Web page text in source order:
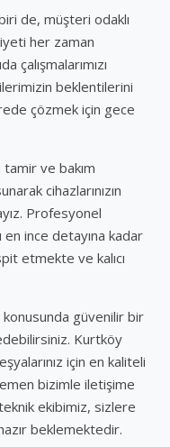
de, müşteri odaklı
her zaman
beklentilerini
çözmek için gece
tamir ve bakım
cihazlarınızın
Profesyonel
ince detayına kadar
etmekte ve kalıcı
güvenilir bir
Kurtköy
için en kaliteli
bizimle iletişime
ekibimiz, sizlere
beklemektedir.